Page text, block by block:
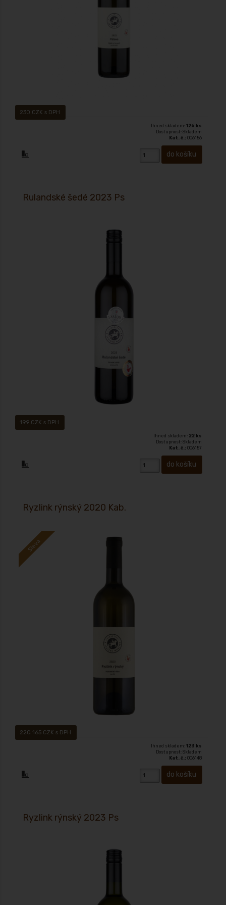
230 CZK s DPH
Ihned skladem:126 ks
Dostupnost: Skladem
Kat. č.: 006156
199 CZK s DPH
Rulandské šedé 2023 Ps
Ihned skladem: 22 ks
Dostupnost: Skladem
Kat. č.: 006157
220 165 CZK s DPH
Ryzlink rýnský 2020 Kab.
Sleva
Ihned skladem:123 ks
Dostupnost: Skladem
Kat. č.: 006148
Ryzlink rýnský 2023 Ps